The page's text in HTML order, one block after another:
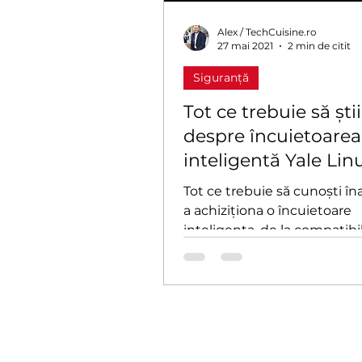
Tot ce trebuie să știi
despre încuietoarea
inteligentă Yale
pentru uz personal
Airbnb
Tot ce trebuie să cunoști
a achiziționa o încuietoare
inteligenta, de la
până la instalare, clipuri
Siguranță
Alex / TechCuisine.ro
27 mai 2021
2 min de citit